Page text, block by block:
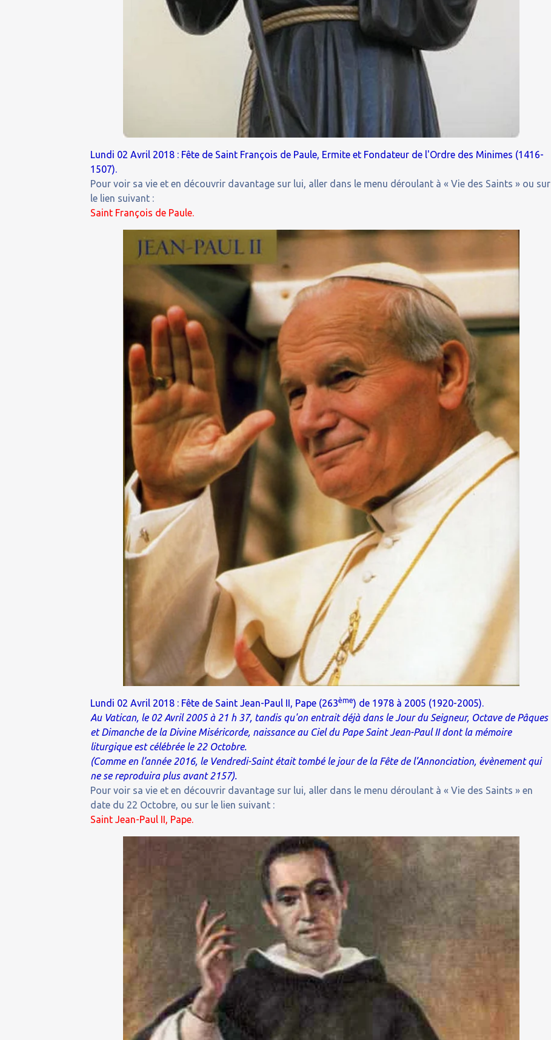
Lundi 02 Avril 2018 : Fête de Saint François de Paule, Ermite et Fondateur de l'Ordre des Minimes (1416-
1507).
Pour voir sa vie et en découvrir davantage sur lui, aller dans le menu déroulant à « Vie des Saints » ou sur
le lien suivant :
Saint François de Paule.
Lundi 02 Avril 2018 : Fête de Saint Jean-Paul II, Pape (263ème) de 1978 à 2005 (1920-2005).
Au Vatican, le 02 Avril 2005 à 21 h 37, tandis qu'on entrait déjà dans le Jour du Seigneur, Octave de Pâques
et Dimanche de la Divine Miséricorde, naissance au Ciel du Pape Saint Jean-Paul II dont la mémoire
liturgique est célébrée le 22 Octobre.
(Comme en l’année 2016, le Vendredi-Saint était tombé le jour de la Fête de l’Annonciation, évènement qui
ne se reproduira plus avant 2157).
Pour voir sa vie et en découvrir davantage sur lui, aller dans le menu déroulant à « Vie des Saints » en
date du 22 Octobre, ou sur le lien suivant :
Saint Jean-Paul II, Pape.